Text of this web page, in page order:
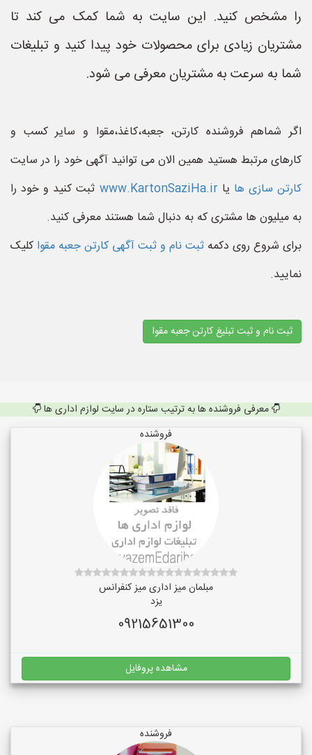
را مشخص کنید. این سایت به شما کمک می کند تا
مشتریان زیادی برای محصولات خود پیدا کنید و تبلیغات
شما به سرعت به مشتریان معرفی می شود.
اگر شماهم فروشنده کارتن، جعبه،کاغذ،مقوا و سایر کسب و
کارهای مرتبط هستید همین الان می توانید آگهی خود را در سایت
کارتن سازی ها یاwww.KartonSaziHa.ir ثبت کنید و خود را
به میلیون ها مشتری که به دنبال شما هستند معرفی کنید.
برای شروع روی دکمه ثبت نام و ثبت آگهی کارتن جعبه مقوا کلیک
نمایید.
ثبت نام و ثبت تبلیغ کارتن جعبه مقوا
معرفی فروشنده ها به ترتیب ستاره در سایت لوازم اداری ها
فروشنده
مبلمان میز اداری میز کنفرانس
یزد
09215651300
مشاهده پروفایل
فروشنده